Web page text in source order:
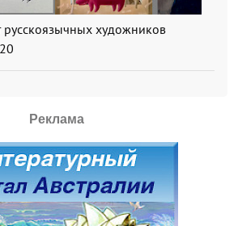
русскоязычных художников
Реклама